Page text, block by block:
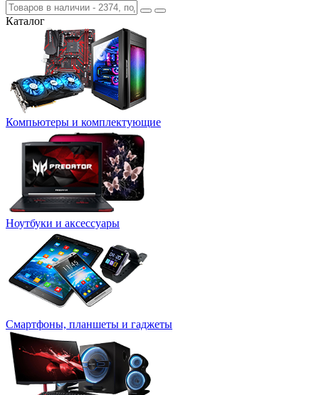
Каталог
Компьютеры и комплектующие
Ноутбуки и аксессуары
Смартфоны, планшеты и гаджеты